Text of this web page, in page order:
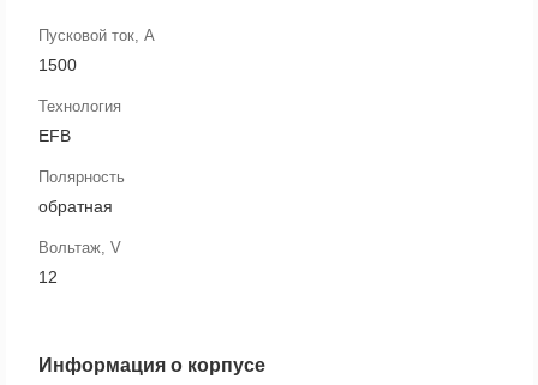
Пусковой ток, А
1500
Технология
EFB
Полярность
обратная
Вольтаж, V
12
Информация о корпусе